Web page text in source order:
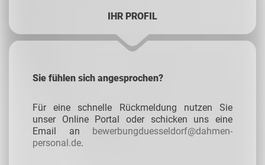
IHR PROFIL
Sie fühlen sich angesprochen?
Für eine schnelle Rückmeldung nutzen Sie
unser Online Portal oder schicken uns eine
Email an bewerbungduesseldorf@dahmen-
personal.de.